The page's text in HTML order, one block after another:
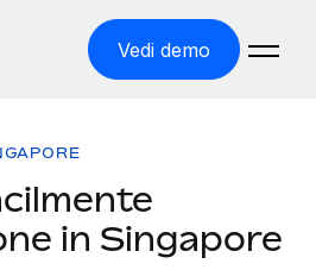
Vedi demo
in Singapore